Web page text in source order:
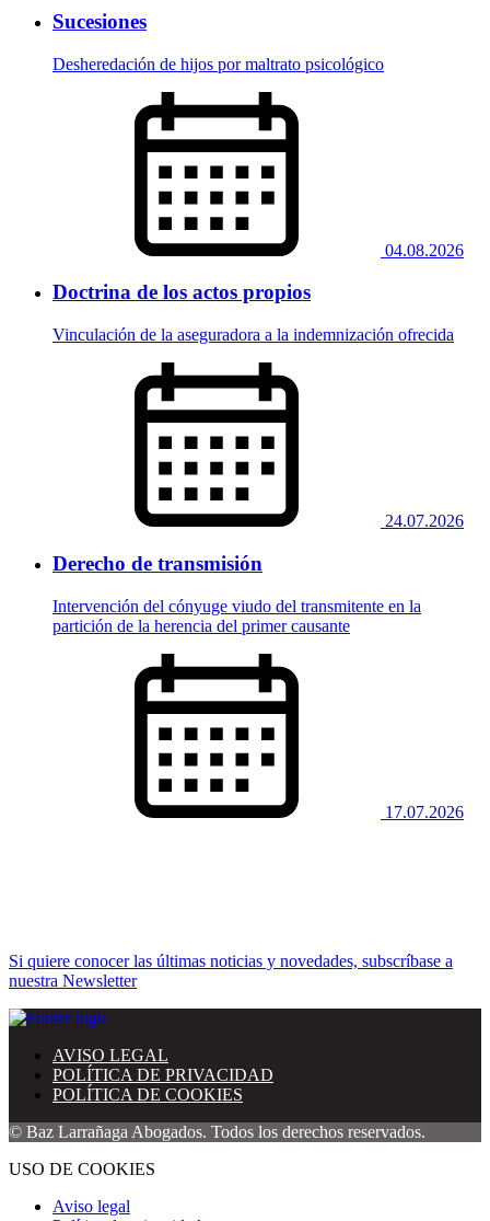
Sucesiones
Desheredación de hijos por maltrato psicológico
04.08.2026
Doctrina de los actos propios
Vinculación de la aseguradora a la indemnización ofrecida
24.07.2026
Derecho de transmisión
Intervención del cónyuge viudo del transmitente en la
partición de la herencia del primer causante
17.07.2026
Si quiere conocer las últimas noticias y novedades, subscríbase a
nuestra Newsletter
AVISO LEGAL
POLÍTICA DE PRIVACIDAD
POLÍTICA DE COOKIES
© Baz Larrañaga Abogados. Todos los derechos reservados.
USO DE COOKIES
Aviso legal